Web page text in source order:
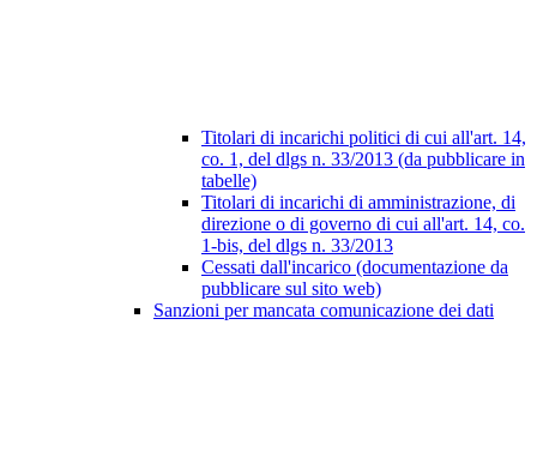
Titolari di incarichi politici di cui all'art. 14,
co. 1, del dlgs n. 33/2013 (da pubblicare in
tabelle)
Titolari di incarichi di amministrazione, di
direzione o di governo di cui all'art. 14, co.
1-bis, del dlgs n. 33/2013
Cessati dall'incarico (documentazione da
pubblicare sul sito web)
Sanzioni per mancata comunicazione dei dati